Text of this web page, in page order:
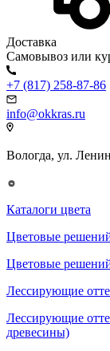
Доставка
Самовывоз или
+7 (817) 258-87-86
info@okkras.ru
Вологда, ул.
Каталоги цвета
Цветовые
Цветовые
Лессирующие
Лессирующие
древесины)